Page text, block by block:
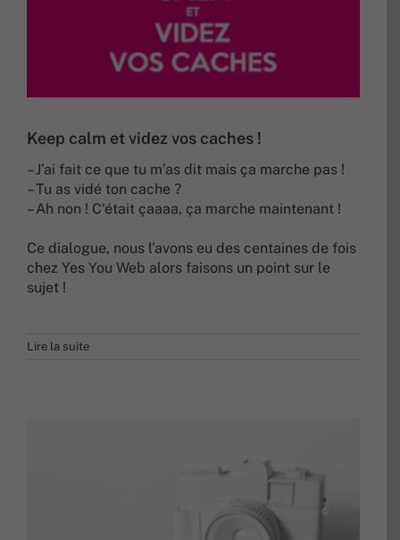
Keep calm et videz vos caches !
– J’ai fait ce que tu m’as dit mais ça marche pas !
– Tu as vidé ton cache ?
– Ah non ! C'était çaaaa, ça marche maintenant !
Ce dialogue, nous l’avons eu des centaines de fois
chez Yes You Web alors faisons un point sur le
sujet !
Lire la suite